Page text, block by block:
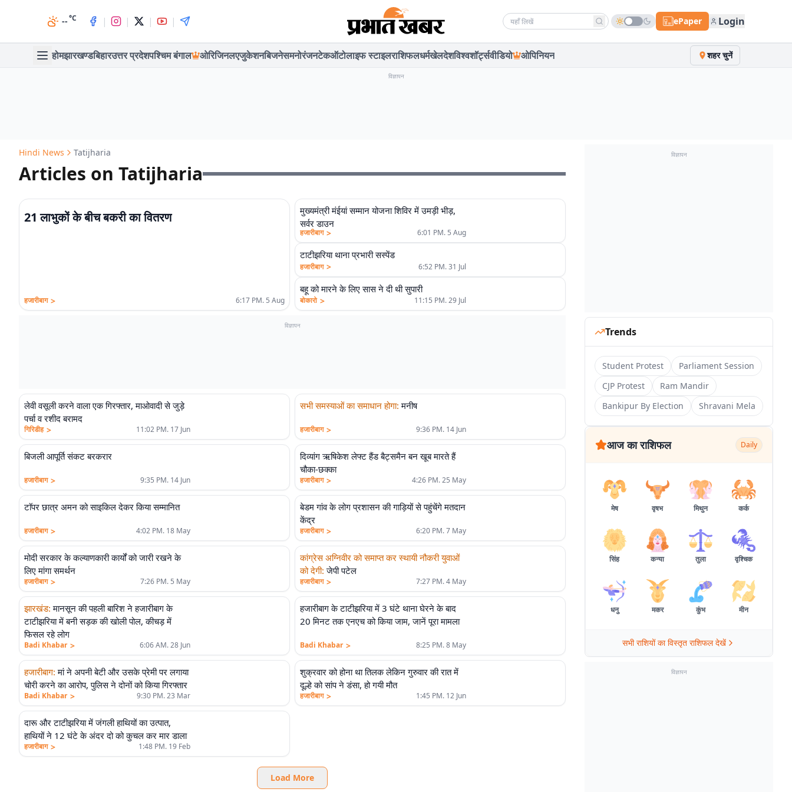
--°C | | | | Search news ePaper Login
होमझारखण्डबिहारउत्तर प्रदेशपश्चिम बंगाल ओरिजिनलएजुकेशनबिजनेसमनोरंजनटेकऑटोलाइफ स्टाइलराशिफलधर्मखेलदेशविश्वशॉर्ट्सवीडियो ओपिनियन शहर चुनें
विज्ञापन
Hindi News Tatijharia
Articles on Tatijharia
21 लाभुकों के बीच बकरी का वितरण
हजारीबाग > 6:17 PM. 5 Aug
मुख्यमंत्री मंईयां सम्मान योजना शिविर में उमड़ी भीड़,
सर्वर डाउन
हजारीबाग > 6:01 PM. 5 Aug
टाटीझरिया थाना प्रभारी सस्पेंड
हजारीबाग > 6:52 PM. 31 Jul
बहू को मारने के लिए सास ने दी थी सुपारी
बोकारो > 11:15 PM. 29 Jul
विज्ञापन
लेवी वसूली करने वाला एक गिरफ्तार, माओवादी से जुड़े
पर्चा व रशीद बरामद
गिरिडीह > 11:02 PM. 17 Jun
सभी समस्याओं का समाधान होगा: मनीष
हजारीबाग > 9:36 PM. 14 Jun
बिजली आपूर्ति संकट बरकरार
हजारीबाग > 9:35 PM. 14 Jun
दिव्यांग ऋषिकेश लेफ्ट हैंड बैट्समैन बन खूब मारते हैं
चौका-छक्का
हजारीबाग > 4:26 PM. 25 May
टाॅपर छात्र अमन को साइकिल देकर किया सम्मानित
हजारीबाग > 4:02 PM. 18 May
बेडम गांव के लोग प्रशासन की गाड़ियों से पहुंचेंगे मतदान
केंद्र
हजारीबाग > 6:20 PM. 7 May
मोदी सरकार के कल्याणकारी कार्यों को जारी रखने के
लिए मांगा समर्थन
हजारीबाग > 7:26 PM. 5 May
कांग्रेस अग्निवीर को समाप्त कर स्थायी नौकरी युवाओं
को देगी: जेपी पटेल
हजारीबाग > 7:27 PM. 4 May
झारखंड: मानसून की पहली बारिश ने हजारीबाग के
टाटीझरिया में बनी सड़क की खोली पोल, कीचड़ में
फिसल रहे लोग
Badi Khabar > 6:06 AM. 28 Jun
हजारीबाग के टाटीझरिया में 3 घंटे थाना घेरने के बाद
20 मिनट तक एनएच को किया जाम, जानें पूरा मामला
Badi Khabar > 8:25 PM. 8 May
हजारीबाग: मां ने अपनी बेटी और उसके प्रेमी पर लगाया
चोरी करने का आरोप, पुलिस ने दोनों को किया गिरफ्तार
Badi Khabar > 9:30 PM. 23 Mar
शुक्रवार को होना था तिलक लेकिन गुरुवार की रात में
दूल्हे को सांप ने डंसा, हो गयी मौत
हजारीबाग > 1:45 PM. 12 Jun
दारू और टाटीझरिया में जंगली हाथियों का उत्पात,
हाथियों ने 12 घंटे के अंदर दो को कुचल कर मार डाला
हजारीबाग > 1:48 PM. 19 Feb
Load More
विज्ञापन
Trends
Student Protest
Parliament Session
CJP Protest
Ram Mandir
Bankipur By Election
Shravani Mela
आज का राशिफल Daily
मेष वृषभ मिथुन कर्क
सिंह कन्या तुला वृश्चिक
धनु मकर कुंभ मीन
सभी राशियों का विस्तृत राशिफल देखें
विज्ञापन